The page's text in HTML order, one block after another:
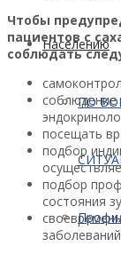
Населению
ПО
Чтобы
пациентов с
соблюдать
соблюдение
посещать
подбор
подбор
состояния